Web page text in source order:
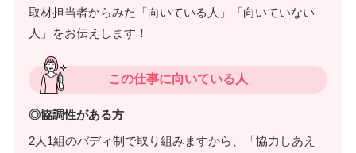
取材担当者からみた「向いている人」「向いていない
人」をお伝えします！
この仕事に向いている人
◎協調性がある方
2人1組のバディ制で取り組みますから、「協力しあえ